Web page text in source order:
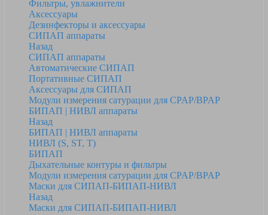
Фильтры, увлажнители
Аксессуары
Дезинфекторы и аксессуары
СИПАП аппараты
Назад
СИПАП аппараты
Автоматические СИПАП
Портативные СИПАП
Аксессуары для СИПАП
Модули измерения сатурации для CPAP/BPAP
БИПАП | НИВЛ аппараты
Назад
БИПАП | НИВЛ аппараты
НИВЛ (S, ST, T)
БИПАП
Дыхательные контуры и фильтры
Модули измерения сатурации для CPAP/BPAP
Маски для СИПАП-БИПАП-НИВЛ
Назад
Маски для СИПАП-БИПАП-НИВЛ